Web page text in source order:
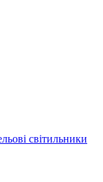
світильники